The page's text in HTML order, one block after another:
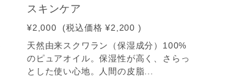
スキンケア
¥2,000 (税込価格 ¥2,200 )
天然由来スクワラン（保湿成分）100%
のピュアオイル。保湿性が高く、さらっ
とした使い心地。人間の皮脂...